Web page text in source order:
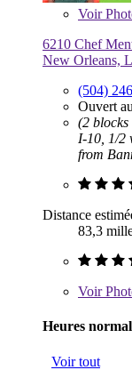
Voir
6210 Chef
New Orleans,
(504)
Ouvert
(2
I-10, 1/2
from
Distance
83,3
Voir
Heures
Voir tout